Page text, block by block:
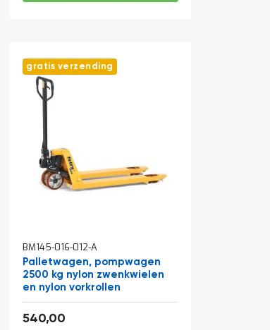
gratis verzending
BM145-016-012-A
Palletwagen, pompwagen
2500 kg nylon zwenkwielen
en nylon vorkrollen
540,00